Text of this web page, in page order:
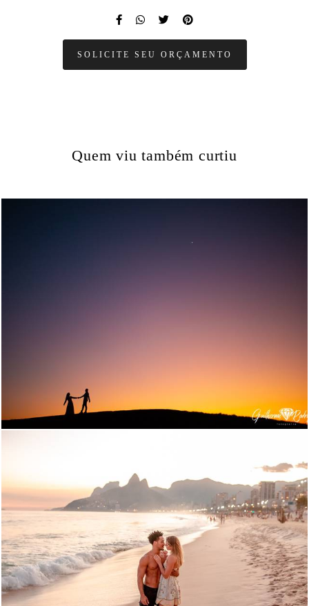
SOLICITE SEU ORÇAMENTO
Quem viu também curtiu
2644